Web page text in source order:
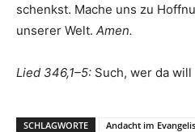
schenkst. Mache uns zu
unserer Welt. Amen.
Lied 346,1–5: Such, wer da will
SCHLAGWORTE
Andacht im